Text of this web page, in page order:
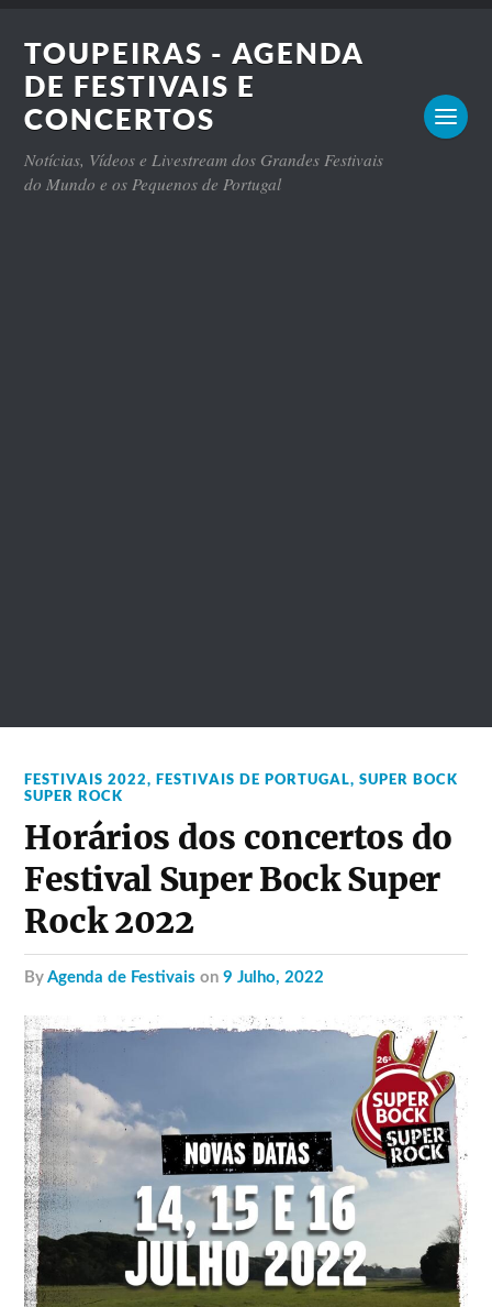
TOUPEIRAS - AGENDA
DE FESTIVAIS E
CONCERTOS
Notícias, Vídeos e Livestream dos Grandes Festivais
do Mundo e os Pequenos de Portugal
FESTIVAIS 2022,FESTIVAIS DE PORTUGAL,SUPER BOCK
SUPER ROCK
Horários dos concertos do
Festival Super Bock Super
Rock 2022
byAgenda de Festivais on9 Julho, 2022